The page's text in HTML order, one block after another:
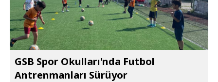
GSB Spor Okulları'nda Futbol
Antrenmanları Sürüyor